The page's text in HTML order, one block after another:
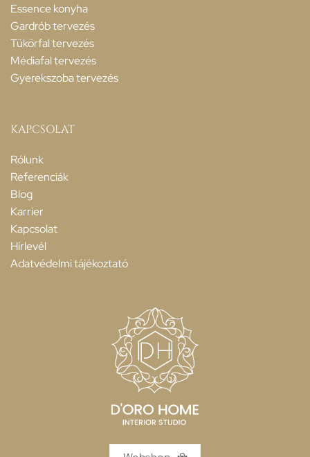
Essence konyha
Gardrób tervezés
Tükörfal tervezés
Médiafal tervezés
Gyerekszoba tervezés
KAPCSOLAT
Rólunk
Referenciák
Blog
Karrier
Kapcsolat
Hírlevél
Adatvédelmi tájékoztató